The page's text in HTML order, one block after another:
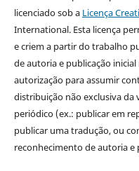
licenciado sob a Licença
International. Esta licença
e criem a partir do trabalho
de autoria e publicação
autorização para assumir
distribuição não exclusiva
periódico (ex.: publicar em
publicar uma tradução, ou
reconhecimento de autoria e